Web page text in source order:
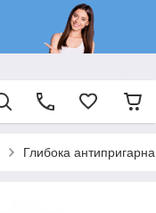
Глибока